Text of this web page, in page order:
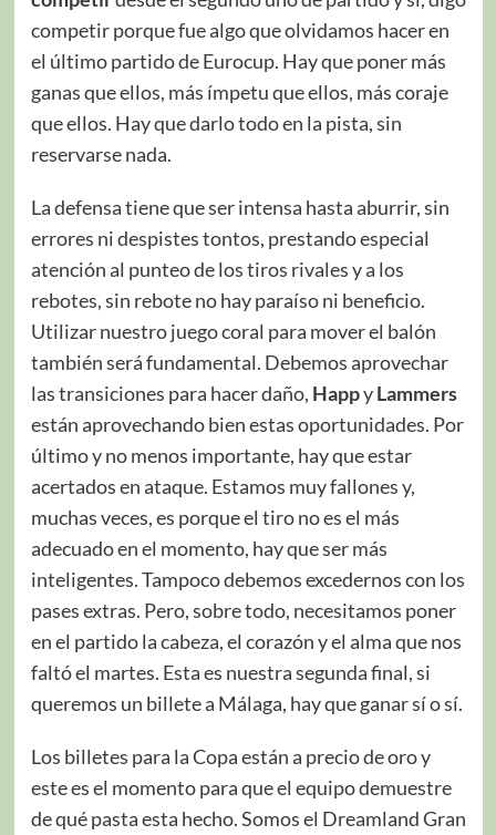
competir porque fue algo que olvidamos hacer en
el último partido de Eurocup. Hay que poner más
ganas que ellos, más ímpetu que ellos, más coraje
que ellos. Hay que darlo todo en la pista, sin
reservarse nada.
La defensa tiene que ser intensa hasta aburrir, sin
errores ni despistes tontos, prestando especial
atención al punteo de los tiros rivales y a los
rebotes, sin rebote no hay paraíso ni beneficio.
Utilizar nuestro juego coral para mover el balón
también será fundamental. Debemos aprovechar
las transiciones para hacer daño, HappyLammers
están aprovechando bien estas oportunidades. Por
último y no menos importante, hay que estar
acertados en ataque. Estamos muy fallones y,
muchas veces, es porque el tiro no es el más
adecuado en el momento, hay que ser más
inteligentes. Tampoco debemos excedernos con los
pases extras. Pero, sobre todo, necesitamos poner
en el partido la cabeza, el corazón y el alma que nos
faltó el martes. Esta es nuestra segunda final, si
queremos un billete a Málaga, hay que ganar sí o sí.
Los billetes para la Copa están a precio de oro y
este es el momento para que el equipo demuestre
de qué pasta esta hecho. Somos el Dreamland Gran